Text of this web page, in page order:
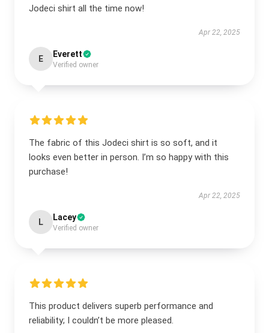
Jodeci shirt all the time now!
Apr 22, 2025
E Everett
Verified owner
The fabric of this Jodeci shirt is so soft, and it
looks even better in person. I’m so happy with this
purchase!
Apr 22, 2025
L Lacey
Verified owner
This product delivers superb performance and
reliability; I couldn’t be more pleased.